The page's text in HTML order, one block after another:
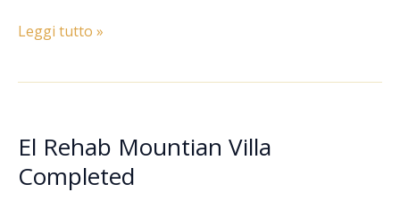
Leggi tutto »
El Rehab Mountian Villa
Completed
El
Mountian